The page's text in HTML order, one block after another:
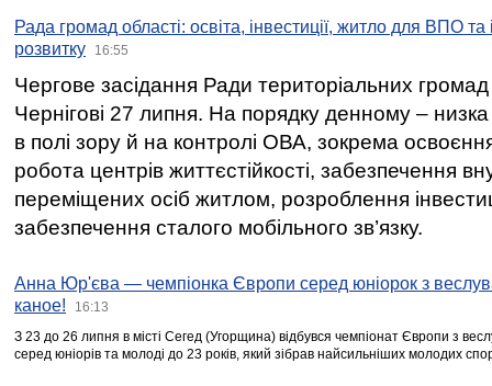
Рада громад області: освіта, інвестиції, житло для ВПО
розвитку
16:55
Чергове засідання Ради територіальних громад
Чернігові 27 липня. На порядку денному –
в полі зору й на контролі ОВА, зокрема освоєння
робота центрів життєстійкості, забезпечення
переміщених осіб житлом, розроблення
забезпечення сталого мобільного зв’язку.
Анна Юр'єва — чемпіонка Європи серед юніорок з
каное!
16:13
З 23 до 26 липня в місті Сегед (Угорщина) відбувся чемпіонат Європи з
серед юніорів та молоді до 23 років, який зібрав найсильніших молодих